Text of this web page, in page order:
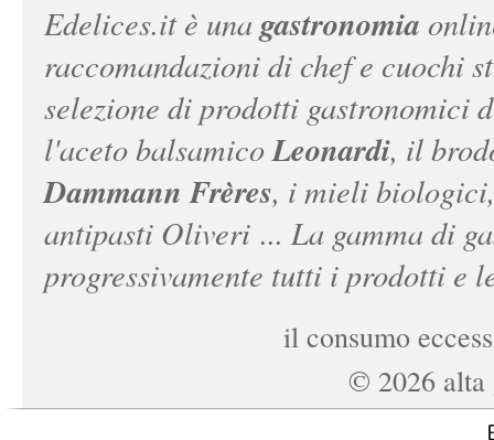
Edelices.itè una gastronomia
raccomandazioni di chef e cuochi
selezione di prodotti gastronomici
l'aceto balsamicoLeonardi, il
Dammann Frères, i mieli
antipasti Oliveri ... La gamma di
progressivamente tutti i prodotti e
il consumo
© 2026